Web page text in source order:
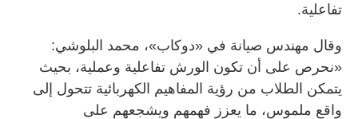
تفاعلية.
وقال مهندس صيانة في «دوكاب»، محمد البلوشي:
«نحرص على أن تكون الورش تفاعلية وعملية، بحيث
يتمكن الطلاب من رؤية المفاهيم الكهربائية تتحول إلى
واقع ملموس، ما يعزز فهمهم ويشجعهم على